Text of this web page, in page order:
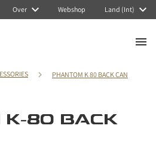
Over Webshop Land (Int)
PHANTOM K 80 BACK CAN
K-80 BACK